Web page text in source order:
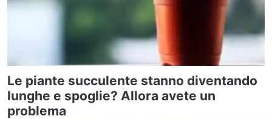
Le piante succulente stanno diventando
lunghe e spoglie? Allora avete un
problema